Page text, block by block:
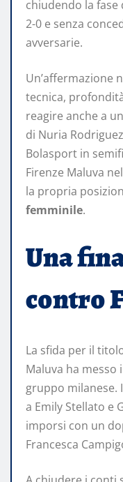
chiudendo la fase
2-0 e senza
avversarie.
Un’affermazione
tecnica,
reagire anche a
di Nuria
Bolasport in
Firenze Maluva
la propria
femminile.
Una
contro
La sfida per il
Maluva ha messo
gruppo milanese.
a Emily Stellato e
imporsi con un
Francesca